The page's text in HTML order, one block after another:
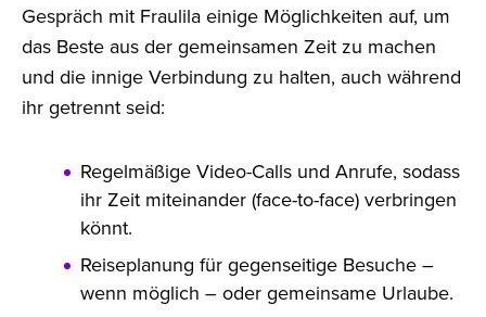
Gespräch mit Fraulila einige Möglichkeiten auf, um
das Beste aus der gemeinsamen Zeit zu machen
und die innige Verbindung zu halten, auch während
ihr getrennt seid:
Regelmäßige Video-Calls und Anrufe, sodass
ihr Zeit miteinander (face-to-face) verbringen
könnt.
Reiseplanung für gegenseitige Besuche –
wenn möglich – oder gemeinsame Urlaube.